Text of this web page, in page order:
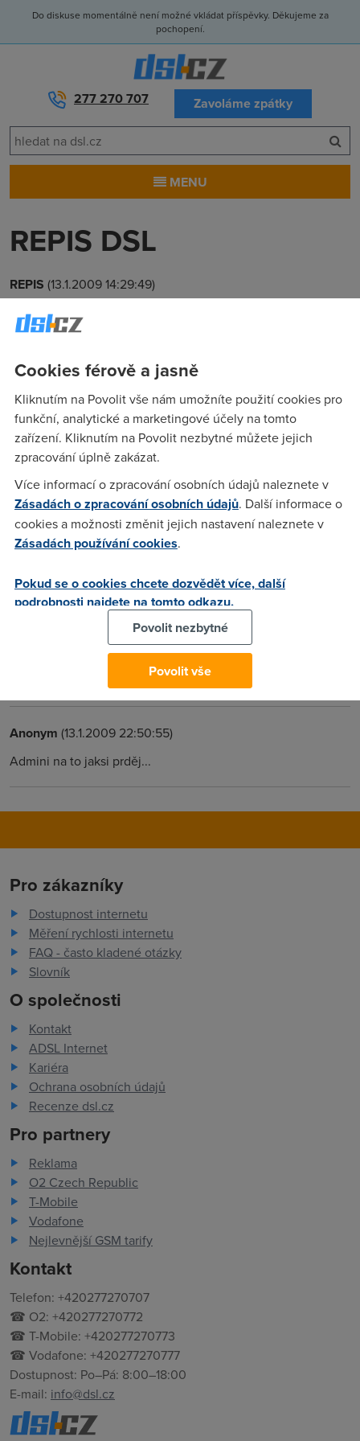
Do diskuse momentálně není možné vkládat příspěvky. Děkujeme za
pochopení.
277 270 707 Zavoláme zpátky
MENU
REPIS DSL
REPIS (13.1.2009 14:29:49)
Poskytovatele ADSL
repisuv syn(13.1.2009 14:31:06)
Cau tati, ty ses ale vul:D
Repis starsi(13.1.2009 14:38:46)
Ty nevdecnej hajzle za tu drzost rusim pevnou linku a na
internet se pripoj treba pres svou prdel!
repusiv syn(13.1.2009 15:06:53)
Hele fotře ještě jednu blbou poznamku tak ti vrazim tu
pevnou linku do prdele a kule ti obmotam tou šňůrou...
(13.1.2009 21:20:53)
Co to je diskuze ? To uz tady forum nema zadnou uroven ?
Anonym (13.1.2009 22:50:55)
Admini na to jaksi prděj...
Pro zákazníky
Dostupnost internetu
Měření rychlosti internetu
FAQ - často kladené otázky
Slovník
O společnosti
Kontakt
ADSL Internet
Kariéra
Ochrana osobních údajů
Recenze dsl.cz
Pro partnery
Reklama
O2 Czech Republic
T-Mobile
Vodafone
Nejlevnější GSM tarify
Kontakt
Telefon: +420277270707
☎ O2: +420277270772
☎ T-Mobile: +420277270773
☎ Vodafone: +420277270777
Dostupnost: Po–Pá: 8:00–18:00
E-mail: info@dsl.cz
Cookies férově a jasně
Kliknutím na Povolit vše nám umožníte použití cookies pro
funkční, analytické a marketingové účely na tomto
zařízení. Kliknutím na Povolit nezbytné můžete jejich
zpracování úplně zakázat.
Více informací o zpracování osobních údajů naleznete v
Zásadách o zpracování osobních údajů. Další informace o
cookies a možnosti změnit jejich nastavení naleznete v
Zásadách používání cookies.
Pokud se o cookies chcete dozvědět více, další
podrobnosti najdete na tomto odkazu.
Povolit nezbytné
Povolit vše